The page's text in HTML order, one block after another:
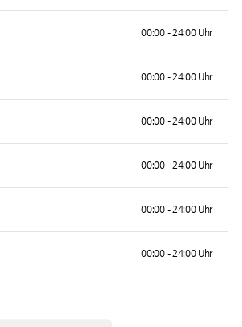
00:00 - 24:00 Uhr
00:00 - 24:00 Uhr
00:00 - 24:00 Uhr
00:00 - 24:00 Uhr
00:00 - 24:00 Uhr
00:00 - 24:00 Uhr